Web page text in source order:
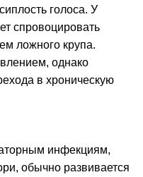
голоса. У
спровоцировать
ложного крупа.
однако
в хроническую
инфекциям,
обычно развивается